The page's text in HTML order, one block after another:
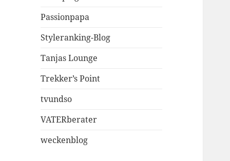
Passionpapa
Styleranking-Blog
Tanjas Lounge
Trekker’s Point
tvundso
VATERberater
weckenblog